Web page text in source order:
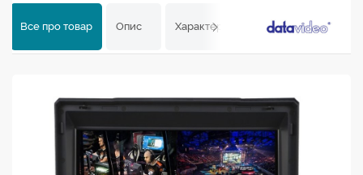
Все про товар Опис Характеристики Відгуки